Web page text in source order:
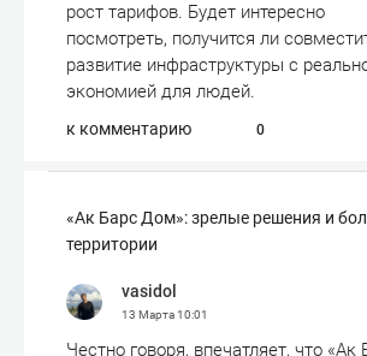
рост тарифов. Будет интересно
посмотреть, получится ли
развитие инфраструктуры с
экономией для людей.
к комментарию 0
«Ак Барс Дом»: зрелые решения и
территории
vasidol
13 Марта10:01
Честно говоря, впечатляет, что «Ак